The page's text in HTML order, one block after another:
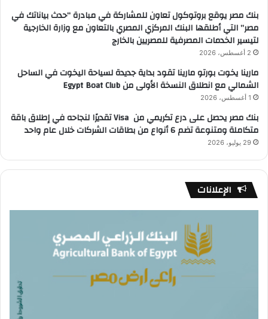
بنك مصر يوقع بروتوكول تعاون للمشاركة في مبادرة “حدث بياناتك في
مصر” التي أطلقها البنك المركزي المصري بالتعاون مع وزارة الخارجية
لتيسير الخدمات المصرفية للمصريين بالخارج
2 أغسطس، 2026
مارينا يخوت بورتو مارينا تقود بداية جديدة لسياحة اليخوت في الساحل
الشمالي مع انطلاق النسخة الأولى من Egypt Boat Club
1 أغسطس، 2026
بنك مصر يحصل على درع تكريمي من Visa تقديرًا لنجاحه في إطلاق باقة
متكاملة ومتنوعة تضم 6 أنواع من بطاقات الشركات خلال عام واحد
29 يوليو، 2026
الإعلانات